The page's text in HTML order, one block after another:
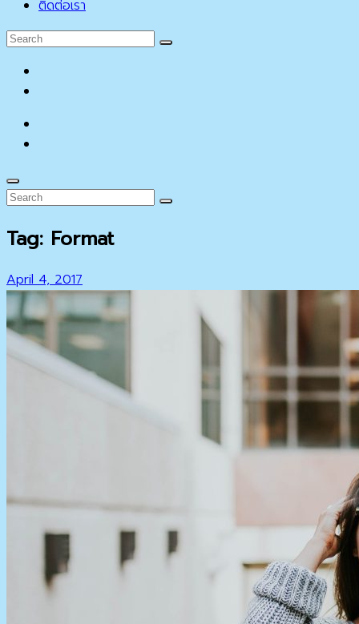
ติดต่อเรา
Search
Search
Search
Search
Search
Tag: Format
Posted
on
April 4, 2017